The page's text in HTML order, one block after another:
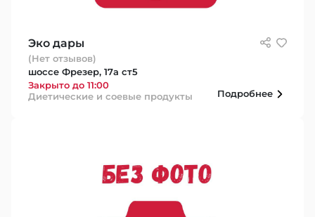
Эко дары
(Нет отзывов)
шоссе Фрезер, 17а ст5
Закрыто до 11:00
Диетические и соевые продукты
Подробнее